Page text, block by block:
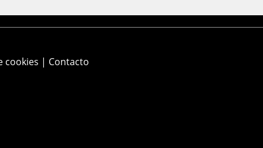
cookies | Contacto